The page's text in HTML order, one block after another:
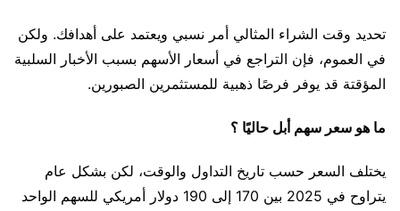
تحديد وقت الشراء المثالي أمر نسبي ويعتمد على أهدافك. ولكن
في العموم، فإن التراجع في أسعار الأسهم بسبب الأخبار السلبية
المؤقتة قد يوفر فرصًا ذهبية للمستثمرين الصبورين.
ما هو سعر سهم أبل حاليًا ؟
يختلف السعر حسب تاريخ التداول والوقت، لكن بشكل عام
يتراوح في 2025 بين 170 إلى 190 دولار أمريكي للسهم الواحد